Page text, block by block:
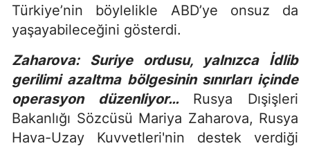
Türkiye’nin böylelikle ABD’ye onsuz da
yaşayabileceğini gösterdi.
Zaharova: Suriye ordusu, yalnızca İdlib
gerilimi azaltma bölgesinin sınırları içinde
operasyon düzenliyor… Rusya Dışişleri
Bakanlığı Sözcüsü Mariya Zaharova, Rusya
Hava-Uzay Kuvvetleri'nin destek verdiği